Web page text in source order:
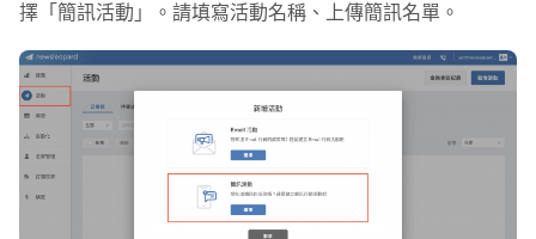
擇「簡訊活動」。請填寫活動名稱、上傳簡訊名單。